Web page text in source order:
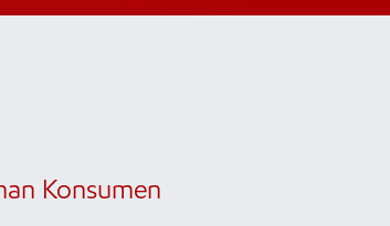
Konsumen